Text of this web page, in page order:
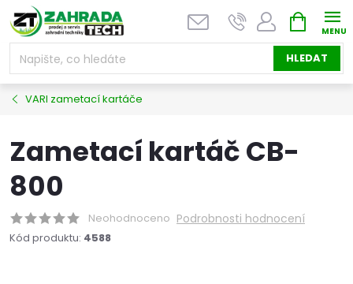
Přejít
na
obsah
HLEDAT
NÁKUPNÍ
KOŠÍK
VARI zametací kartáče
Zametací kartáč CB-
800
Neohodnoceno Podrobnosti hodnocení
Kód produktu: 4588